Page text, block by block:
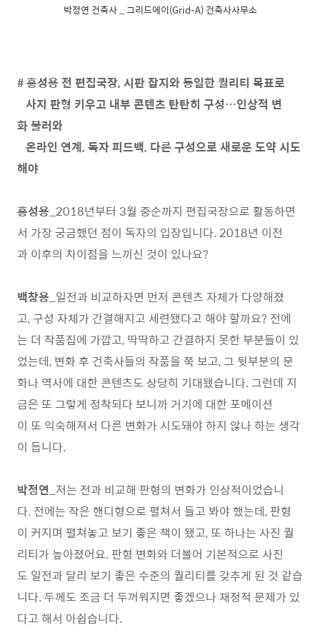
박정연 건축사 _ 그리드에이(Grid-A) 건축사사무소
# 홍성용 전 편집국장, 시판 잡지와 동일한 퀄리티 목표로
사지 판형 키우고 내부 콘텐츠 탄탄히 구성…인상적 변
화 불러와
온라인 연계, 독자 피드백, 다른 구성으로 새로운 도약 시도
해야
홍성용_2018년부터 3월 중순까지 편집국장으로 활동하면
서 가장 궁금했던 점이 독자의 입장입니다. 2018년 이전
과 이후의 차이점을 느끼신 것이 있나요?
백창용_일전과 비교하자면 먼저 콘텐츠 자체가 다양해졌
고, 구성 자체가 간결해지고 세련됐다고 해야 할까요? 전에
는 더 작품집에 가깝고, 딱딱하고 간결하지 못한 부분들이 있
었는데, 변화 후 건축사들의 작품을 쭉 보고, 그 뒷부분의 문
화나 역사에 대한 콘텐츠도 상당히 기대됐습니다. 그런데 지
금은 또 그렇게 정착되다 보니까 거기에 대한 포메이션
이 또 익숙해져서 다른 변화가 시도돼야 하지 않나 하는 생각
이 듭니다.
박정연_저는 전과 비교해 판형의 변화가 인상적이었습니
다. 전에는 작은 핸디형으로 펼쳐서 들고 봐야 했는데, 판형
이 커지며 펼쳐놓고 보기 좋은 책이 됐고, 또 하나는 사진 퀄
리티가 높아졌어요. 판형 변화와 더불어 기본적으로 사진
도 일전과 달리 보기 좋은 수준의 퀄리티를 갖추게 된 것 같습
니다. 두께도 조금 더 두꺼워지면 좋겠으나 재정적 문제가 있
다고 해서 아쉽습니다.